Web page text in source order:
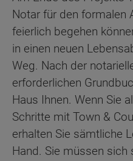
Notar für den formalen
feierlich begehen
in einen neuen
Weg. Nach der
erforderlichen
Haus Ihnen. Wenn Sie
Schritte mit Town &
erhalten Sie sämtliche
Hand. Sie müssen